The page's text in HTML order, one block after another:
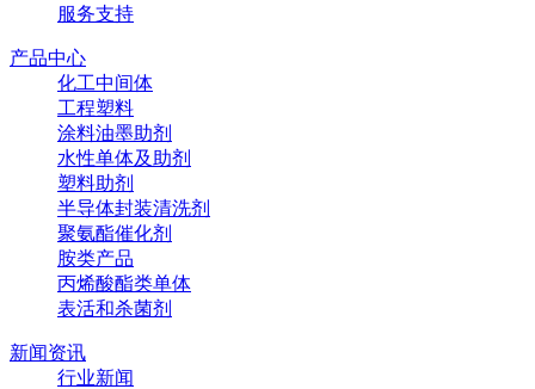
服务支持
产品中心
化工中间体
工程塑料
涂料油墨助剂
水性单体及助剂
塑料助剂
半导体封装清洗剂
聚氨酯催化剂
胺类产品
丙烯酸酯类单体
表活和杀菌剂
新闻资讯
行业新闻